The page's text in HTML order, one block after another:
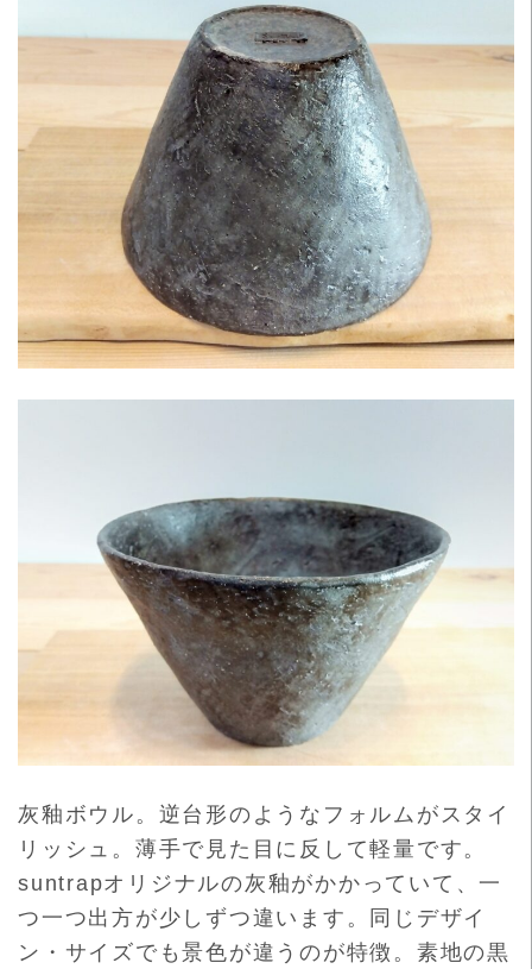
灰釉ボウル。逆台形のようなフォルムがスタイ
リッシュ。 薄手で見た目に反して軽量です。
suntrapオリジナルの灰釉がかかっていて、一
つ一つ出方が少しずつ違います。同じデザイ
ン・ サイズでも景色が違うのが特徴。 素地の黒